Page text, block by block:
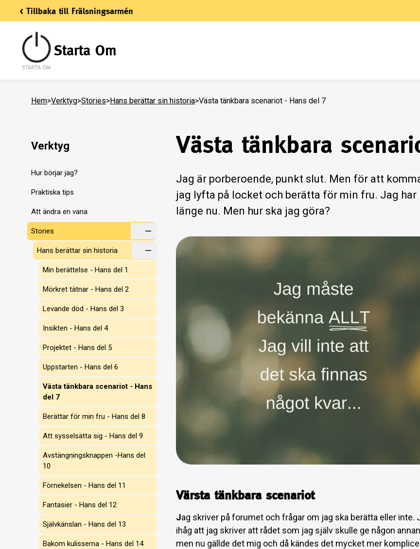
< Tillbaka till Frälsningsarmén
Starta Om
Hem>Verktyg>Stories>Hans berättar sin historia>Västa tänkbara scenariot - Hans del 7
Verktyg
Hur börjar jag?
Praktiska tips
Att ändra en vana
Stories
Hans berättar sin historia
Min berättelse - Hans del 1
Mörkret tätnar - Hans del 2
Levande död - Hans del 3
Insikten - Hans del 4
Projektet - Hans del 5
Uppstarten - Hans del 6
Västa tänkbara scenariot - Hans
del 7
Berättar för min fru - Hans del 8
Att sysselsätta sig - Hans del 9
Avstängningsknappen -Hans del
10
Förnekelsen - Hans del 11
Fantasier - Hans del 12
Självkänslan - Hans del 13
Bakom kulisserna - Hans del 14
Västa tänkbara
Jag är porberoende, punkt slut. Men för att
jag lyfta på locket och berätta för min fru. Jag
länge nu. Men hur ska jag göra?
Värsta tänkbara scenariot
Jag skriver på forumet och frågar om jag ska berätta eller inte.
ihåg att jag skriver att rådet som jag själv skulle ge någon
men nu gällde det mig och då kändes det mycket mer